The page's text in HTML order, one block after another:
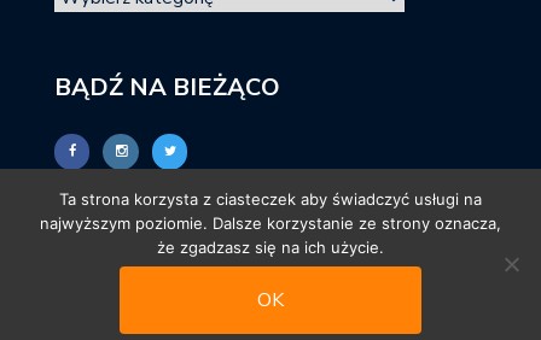
BĄDŹ NA BIEŻĄCO
© promocjeksiazkowe.pl
Ta strona korzysta z ciasteczek aby świadczyć usługi na
najwyższym poziomie. Dalsze korzystanie ze strony oznacza,
że zgadzasz się na ich użycie.
OK